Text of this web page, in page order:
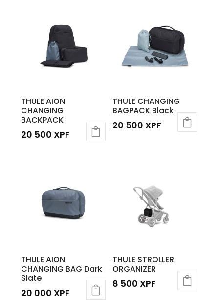
THULE AION
CHANGING
BACKPACK
20 500 XPF
THULE CHANGING
BAGPACK Black
20 500 XPF
THULE AION
CHANGING BAG Dark
Slate
20 000 XPF
THULE STROLLER
ORGANIZER
8 500 XPF